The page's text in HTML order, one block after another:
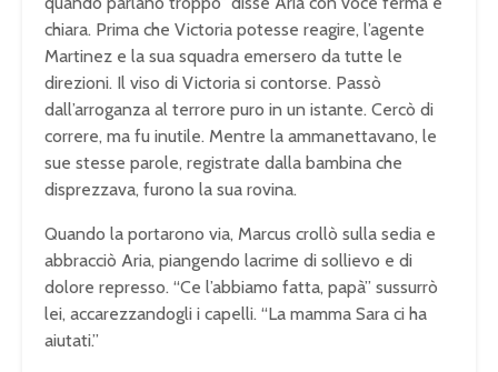
chiara. Prima che Victoria potesse reagire, l’agente
Martinez e la sua squadra emersero da tutte le
direzioni. Il viso di Victoria si contorse. Passò
dall’arroganza al terrore puro in un istante. Cercò di
correre, ma fu inutile. Mentre la ammanettavano, le
sue stesse parole, registrate dalla bambina che
disprezzava, furono la sua rovina.
Quando la portarono via, Marcus crollò sulla sedia e
abbracciò Aria, piangendo lacrime di sollievo e di
dolore represso. “Ce l’abbiamo fatta, papà” sussurrò
lei, accarezzandogli i capelli. “La mamma Sara ci ha
aiutati.”